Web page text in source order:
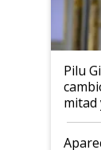
Pilu
mitad
ser